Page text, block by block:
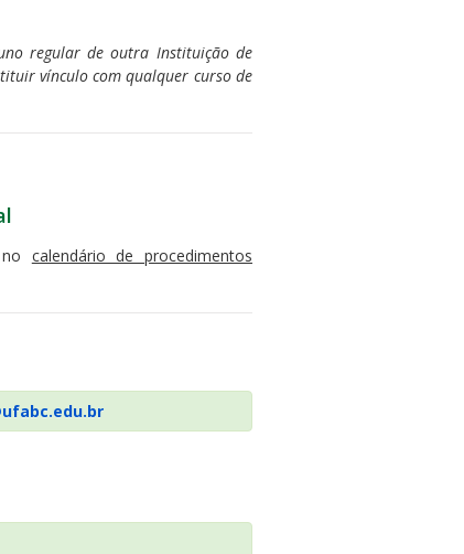
regular de outra Instituição de
vínculo com qualquer curso de
calendário de procedimentos